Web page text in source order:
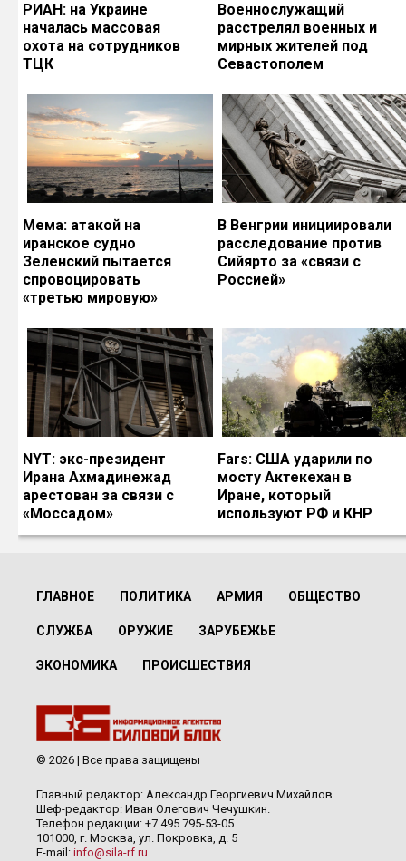
РИАН: на Украине
началась массовая
охота на сотрудников
ТЦК
Военнослужащий
расстрелял военных и
мирных жителей под
Севастополем
Мема: атакой на
иранское судно
Зеленский пытается
спровоцировать
«третью мировую»
В Венгрии инициировали
расследование против
Сийярто за «связи с
Россией»
NYT: экс-президент
Ирана Ахмадинежад
арестован за связи с
«Моссадом»
Fars: США ударили по
мосту Актекехан в
Иране, который
используют РФ и КНР
ГЛАВНОЕ ПОЛИТИКА АРМИЯ ОБЩЕСТВО
СЛУЖБА ОРУЖИЕ ЗАРУБЕЖЬЕ
ЭКОНОМИКА ПРОИСШЕСТВИЯ
© 2026 | Все права защищены
Главный редактор: Александр Георгиевич Михайлов
Шеф-редактор: Иван Олегович Чечушкин.
Телефон редакции: +7 495 795-53-05
101000, г. Москва, ул. Покровка, д. 5
E-mail: info@sila-rf.ru